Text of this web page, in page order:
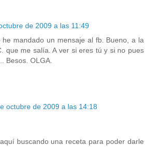
de 2009 a las 11:49
he mandado un mensaje al fb. Bueno, a la
que me salía. A ver si eres tú y si no pues
Besos. OLGA.
octubre de 2009 a las 14:18
buscando una receta para poder darle